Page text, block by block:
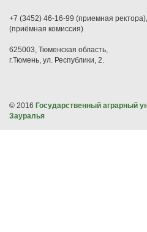
+7 (3452) 46-16-99 (приемная
(приёмная комиссия)
625003, Тюменская область,
г.Тюмень, ул. Республики, 2.
© 2016 Государственный аграрный
Зауралья